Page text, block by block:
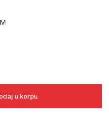
u korpu